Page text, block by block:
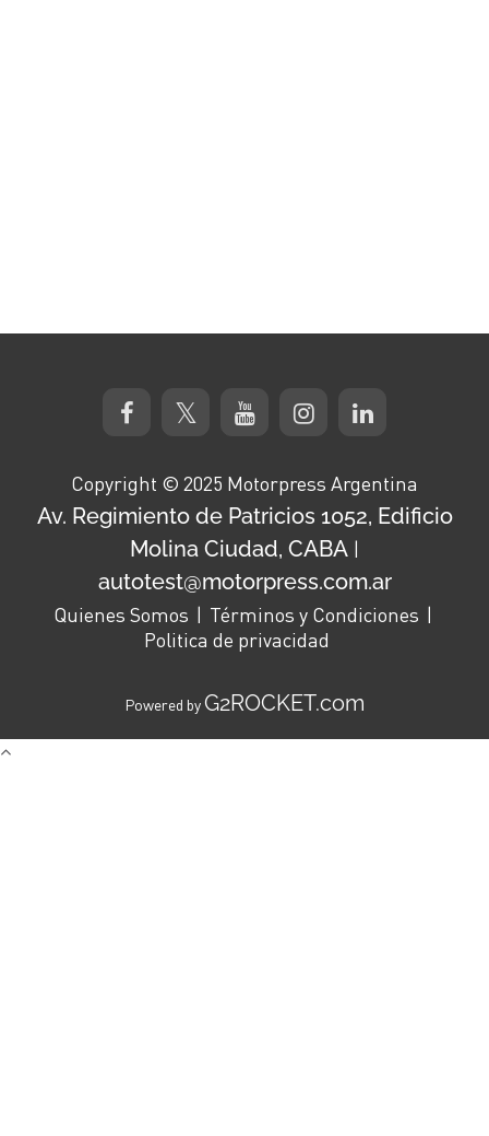
Copyright © 2025 Motorpress Argentina
Av. Regimiento de Patricios 1052, Edificio
Molina Ciudad, CABA |
autotest@motorpress.com.ar
Quienes Somos
Términos y Condiciones
Politica de privacidad
Powered byG2ROCKET.com